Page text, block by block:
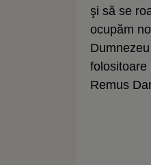
şi să se
ocupăm
folositoare
Remus